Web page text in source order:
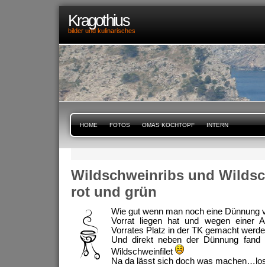
Kragothius
bilder und kulinarisches
HOME FOTOS OMAS KOCHTOPF INTERN
Wildschweinribs und
rot und grün
Wie gut wenn man noch eine Dünnung
Vorrat liegen hat und wegen einer
Vorrates Platz in der TK gemacht
Und direkt neben der Dünnung
Wildschweinfilet
Na da lässt sich doch was